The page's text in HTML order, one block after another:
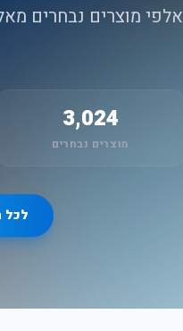
אלפי מוצרים נבחרים
3,024
מוצרים נבחרים
לכל